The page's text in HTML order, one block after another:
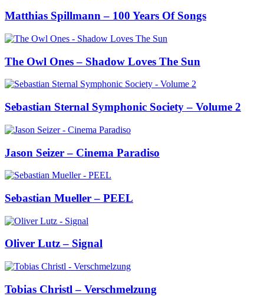
Matthias Spillmann – 100 Years Of Songs
The Owl Ones – Shadow Loves The Sun
Sebastian Sternal Symphonic Society – Volume 2
Jason Seizer – Cinema Paradiso
Sebastian Mueller – PEEL
Oliver Lutz – Signal
Tobias Christl – Verschmelzung